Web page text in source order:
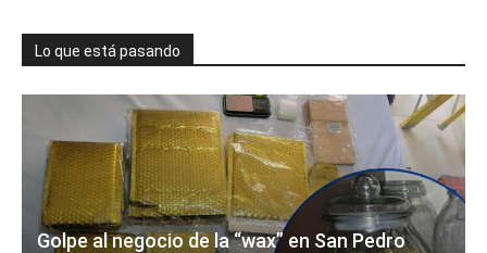
Lo que está pasando
Golpe al negocio de la “wax” en San Pedro